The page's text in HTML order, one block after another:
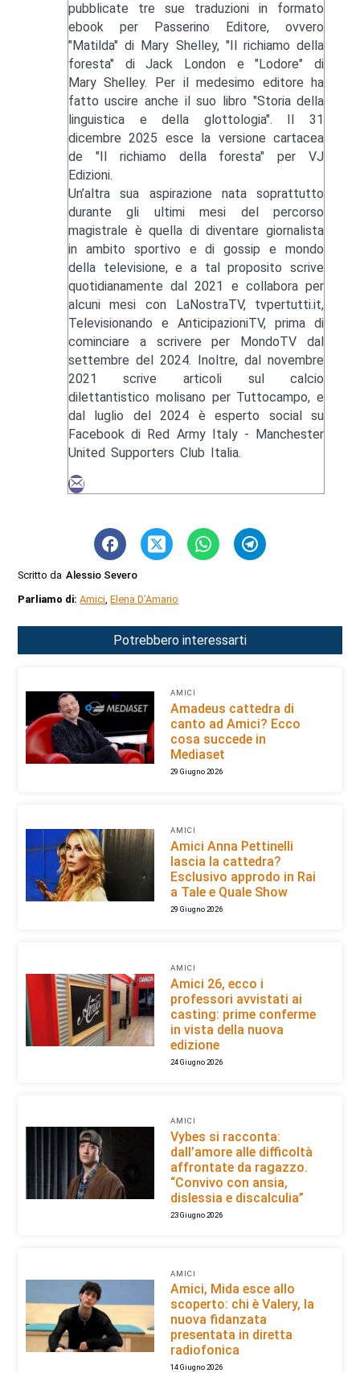
pubblicate tre sue traduzioni in formato
ebook per Passerino Editore, ovvero
"Matilda" di Mary Shelley, "Il richiamo della
foresta" di Jack London e "Lodore" di
Mary Shelley. Per il medesimo editore ha
fatto uscire anche il suo libro "Storia della
linguistica e della glottologia". Il 31
dicembre 2025 esce la versione cartacea
de "Il richiamo della foresta" per VJ
Edizioni.
Un’altra sua aspirazione nata soprattutto
durante gli ultimi mesi del percorso
magistrale è quella di diventare giornalista
in ambito sportivo e di gossip e mondo
della televisione, e a tal proposito scrive
quotidianamente dal 2021 e collabora per
alcuni mesi con LaNostraTV, tvpertutti.it,
Televisionando e AnticipazioniTV, prima di
cominciare a scrivere per MondoTV dal
settembre del 2024. Inoltre, dal novembre
2021 scrive articoli sul calcio
dilettantistico molisano per Tuttocampo, e
dal luglio del 2024 è esperto social su
Facebook di Red Army Italy - Manchester
United Supporters Club Italia.
Scritto da Alessio Severo
Parliamo di:Amici ,Elena D’Amario
Potrebbero interessarti
AMICI
Amadeus cattedra di
canto ad Amici? Ecco
cosa succede in
Mediaset
29 Giugno 2026
AMICI
Amici Anna Pettinelli
lascia la cattedra?
Esclusivo approdo in Rai
a Tale e Quale Show
29 Giugno 2026
AMICI
Amici 26, ecco i
professori avvistati ai
casting: prime conferme
in vista della nuova
edizione
24 Giugno 2026
AMICI
Vybes si racconta:
dall’amore alle difficoltà
affrontate da ragazzo.
“Convivo con ansia,
dislessia e discalculia”
23 Giugno 2026
AMICI
Amici, Mida esce allo
scoperto: chi è Valery, la
nuova fidanzata
presentata in diretta
radiofonica
14 Giugno 2026